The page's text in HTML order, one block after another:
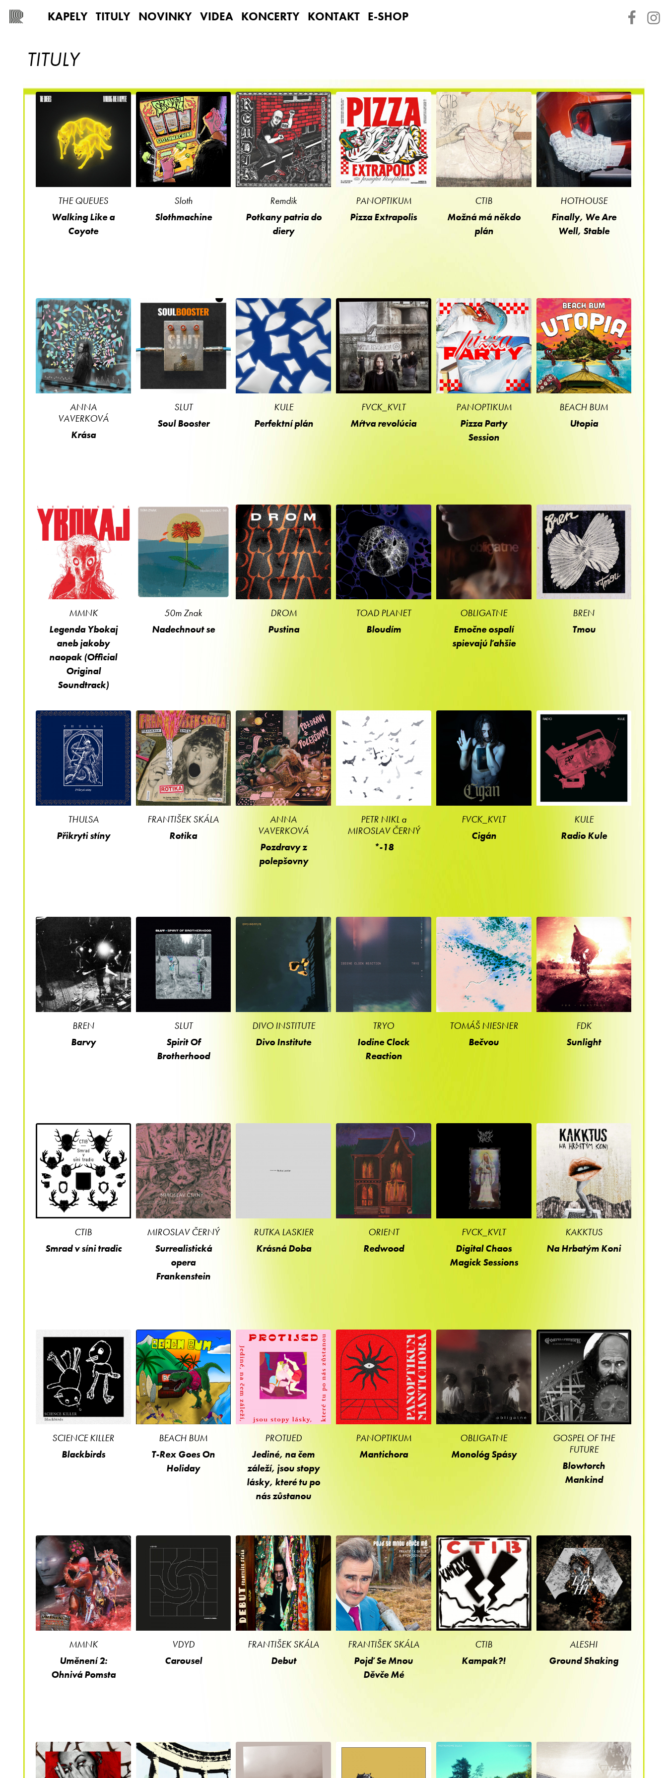
KAPELY TITULY NOVINKY VIDEA KONCERTY KONTAKT E-SHOP
TITULY
THE QUEUES
Walking Like a
Coyote
Sloth
Slothmachine
Remdik
Potkany patria do
diery
PANOPTIKUM
Pizza Extrapolis
CTIB
Možná má někdo
plán
HOTHOUSE
Finally, We Are
Well, Stable
ANNA
VAVERKOVÁ
Krása
SLUT
Soul Booster
KULE
Perfektní plán
FVCK_KVLT
Mŕtva revolúcia
PANOPTIKUM
Pizza Party
Session
BEACH BUM
Utopia
MMNK
Legenda Ybokaj
aneb jakoby
naopak (Official
Original
Soundtrack)
50m Znak
Nadechnout se
DROM
Pustina
TOAD PLANET
Bloudím
OBLIGATNE
Emočne ospalí
spievajú ľahšie
BREN
Tmou
THULSA
Přikryti stíny
FRANTIŠEK SKÁLA
Rotika
ANNA
VAVERKOVÁ
Pozdravy z
polepšovny
PETR NIKL a
MIROSLAV ČERNÝ
*-18
FVCK_KVLT
Cigán
KULE
Radio Kule
BREN
Barvy
SLUT
Spirit Of
Brotherhood
DIVO INSTITUTE
Divo Institute
TRYO
Iodine Clock
Reaction
TOMÁŠ NIESNER
Bečvou
FDK
Sunlight
CTIB
Smrad v síni tradic
MIROSLAV ČERNÝ
Surrealistická
opera
Frankenstein
RUTKA LASKIER
Krásná Doba
ORIENT
Redwood
FVCK_KVLT
Digital Chaos
Magick Sessions
KAKKTUS
Na Hrbatým Koni
SCIENCE KILLER
Blackbirds
BEACH BUM
T-Rex Goes On
Holiday
PROTIJED
Jediné, na čem
záleží, jsou stopy
lásky, které tu po
nás zůstanou
PANOPTIKUM
Mantichora
OBLIGATNE
Monológ Spásy
GOSPEL OF THE
FUTURE
Blowtorch
Mankind
MMNK
Uměnení 2:
Ohnivá Pomsta
VDYD
Carousel
FRANTIŠEK SKÁLA
Debut
FRANTIŠEK SKÁLA
Pojď Se Mnou
Děvče Mé
CTIB
Kampak?!
ALESHI
Ground Shaking